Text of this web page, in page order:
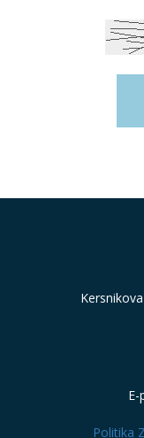
E-
Politika